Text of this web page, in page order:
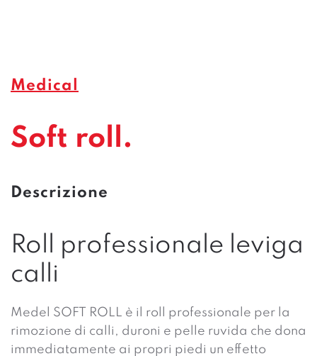
Medical
Soft roll.
Descrizione
Roll professionale leviga
calli
Medel SOFT ROLL è il roll professionale per la
rimozione di calli, duroni e pelle ruvida che dona
immediatamente ai propri piedi un effetto